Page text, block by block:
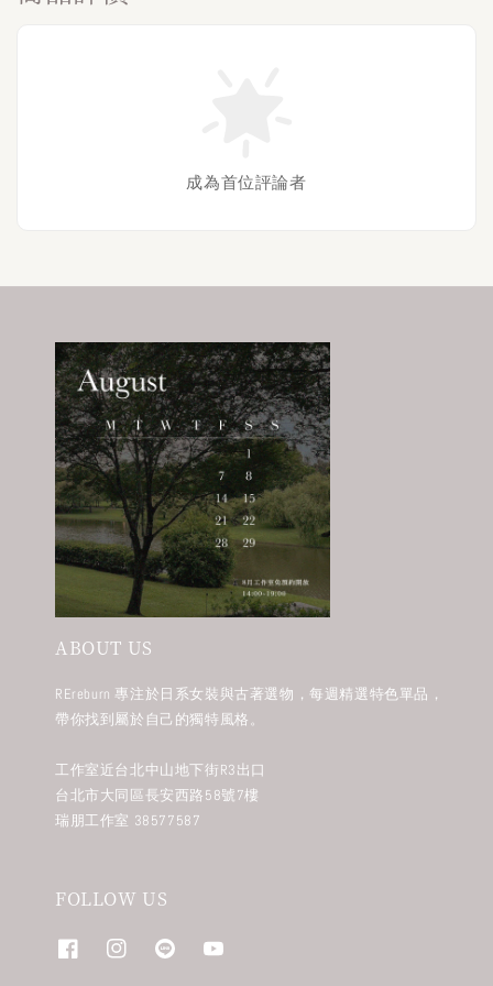
成為首位評論者
ABOUT US
REreburn 專注於日系女裝與古著選物，每週精選特色單品，
帶你找到屬於自己的獨特風格。
工作室近台北中山地下街R3出口
台北市大同區長安西路58號7樓
瑞朋工作室 38577587
FOLLOW US